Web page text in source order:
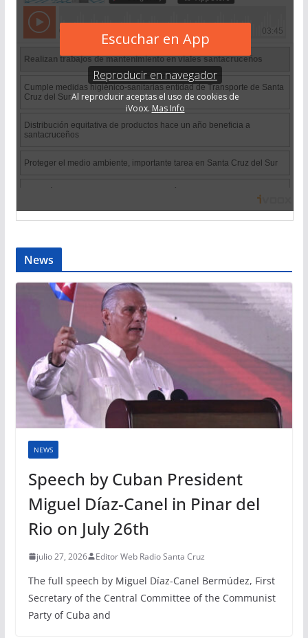
News
NEWS
Speech by Cuban President
Miguel Díaz-Canel in Pinar del
Rio on July 26th
julio 27, 2026 Editor Web Radio Santa Cruz
The full speech by Miguel Díaz-Canel Bermúdez, First
Secretary of the Central Committee of the Communist
Party of Cuba and